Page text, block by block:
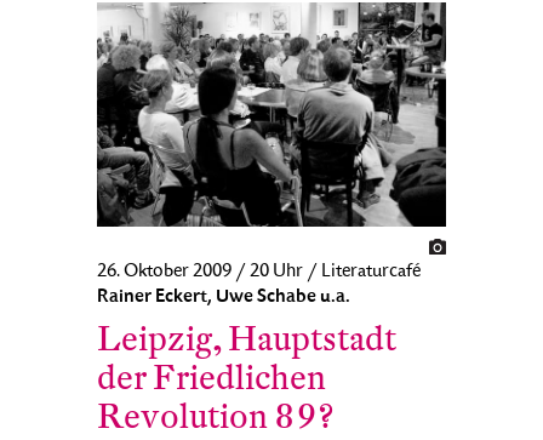
26. Oktober 2009 / 20 Uhr / Literaturcafé
Rainer Eckert, Uwe Schabe u.a.
Leipzig, Hauptstadt
der Friedlichen
Revolution 89?